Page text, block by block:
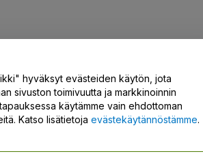
Ota meihin yhteyttä
hyväksyt evästeiden käytön, jota
sivuston toimivuutta ja markkinoinnin
käytämme vain ehdottoman
Katso lisätietoja evästekäytännöstämme.